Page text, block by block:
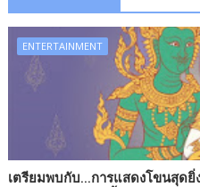
ENTERTAINMENT
เตรียมพบกับ...การแสดงโขนสุดยิ่